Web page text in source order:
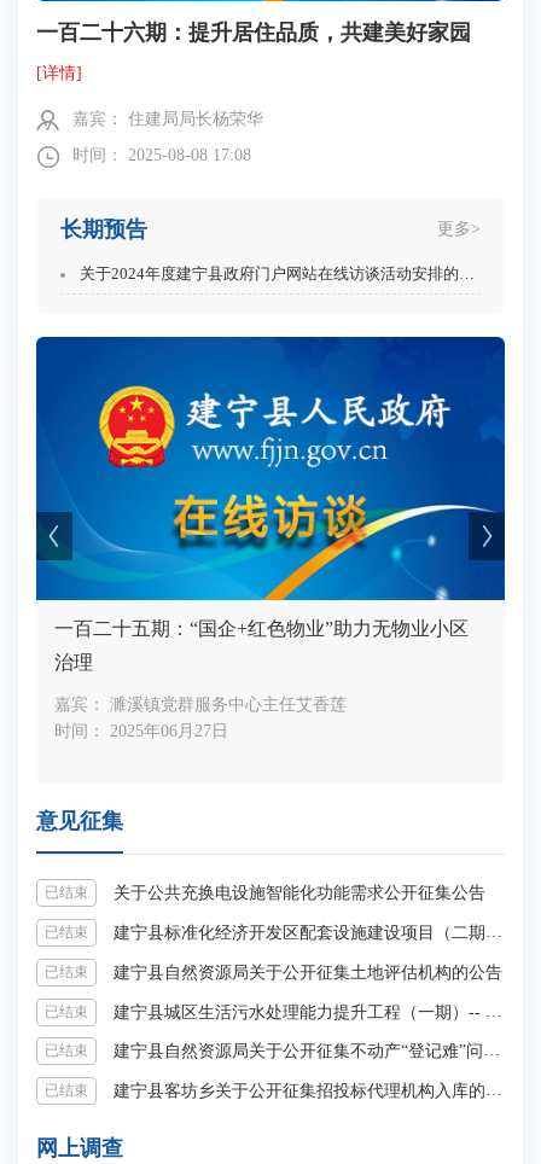
一百二十六期：提升居住品质，共建美好家园
[详情]
嘉宾： 住建局局长杨荣华
时间： 2025-08-08 17:08
长期预告 更多>
关于2024年度建宁县政府门户网站在线访谈活动安排的通知
一百二十五期：“国企+红色物业”助力无物业小区
治理
嘉宾： 濉溪镇党群服务中心主任艾香莲
时间： 2025年06月27日
意见征集
已结束 关于公共充换电设施智能化功能需求公开征集公告
已结束 建宁县标准化经济开发区配套设施建设项目（二期）—新建、改建雨污水管网及相关附属设施建设方案及自评报告服务采购项目二次征集询价公告
已结束 建宁县自然资源局关于公开征集土地评估机构的公告
已结束 建宁县城区生活污水处理能力提升工程（一期）-- 污水处理厂提标改造项目设备采购询价征集公告
已结束 建宁县自然资源局关于公开征集不动产“登记难”问题线索的通告
已结束 建宁县客坊乡关于公开征集招投标代理机构入库的公告
网上调查